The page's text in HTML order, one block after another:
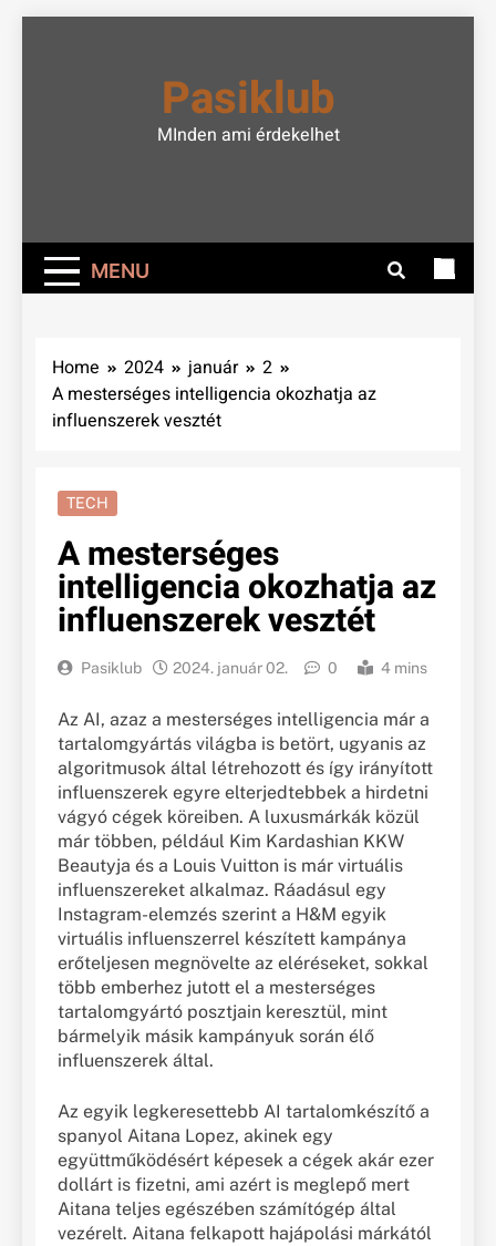
Pasiklub
MInden ami érdekelhet
MENU
Home 2024 január
2
A mesterséges intelligencia okozhatja az
influenszerek vesztét
TECH
A mesterséges
intelligencia okozhatja az
influenszerek vesztét
Pasiklub 2024. január 02. 0 4 mins
Az AI, azaz a mesterséges intelligencia már a
tartalomgyártás világba is betört, ugyanis az
algoritmusok által létrehozott és így irányított
influenszerek egyre elterjedtebbek a hirdetni
vágyó cégek köreiben. A luxusmárkák közül
már többen, például Kim Kardashian KKW
Beautyja és a Louis Vuitton is már virtuális
influenszereket alkalmaz. Ráadásul egy
Instagram-elemzés szerint a H&M egyik
virtuális influenszerrel készített kampánya
erőteljesen megnövelte az eléréseket, sokkal
több emberhez jutott el a mesterséges
tartalomgyártó posztjain keresztül, mint
bármelyik másik kampányuk során élő
influenszerek által.
Az egyik legkeresettebb AI tartalomkészítő a
spanyol Aitana Lopez, akinek egy
együttműködésért képesek a cégek akár ezer
dollárt is fizetni, ami azért is meglepő mert
Aitana teljes egészében számítógép által
vezérelt. Aitana felkapott hajápolási márkától